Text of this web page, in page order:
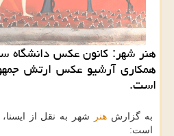
هنر شهر: كانون عكس دانشگاه
همكاری آرشیو عكس ارتش
است.
به گزارش هنر
شهر به نقل از ایسنا،
است: